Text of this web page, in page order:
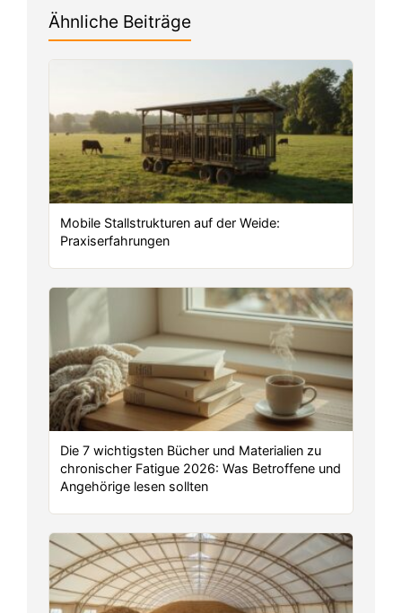
Ähnliche Beiträge
Mobile Stallstrukturen auf der Weide:
Praxiserfahrungen
Die 7 wichtigsten Bücher und Materialien zu
chronischer Fatigue 2026: Was Betroffene und
Angehörige lesen sollten